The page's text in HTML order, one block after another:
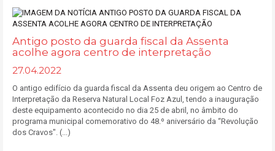
Antigo posto da guarda fiscal da Assenta
acolhe agora centro de interpretação
27.04.2022
O antigo edifício da guarda fiscal da Assenta deu origem ao Centro de
Interpretação da Reserva Natural Local Foz Azul, tendo a inauguração
deste equipamento acontecido no dia 25 de abril, no âmbito do
programa municipal comemorativo do 48.º aniversário da “Revolução
dos Cravos". (...)